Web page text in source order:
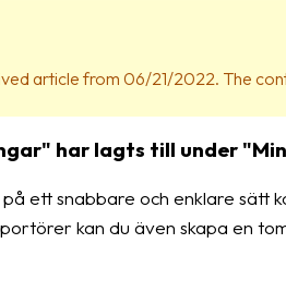
article from 06/21/2022. The
har lagts till under
ett snabbare och enklare sätt
kan du även skapa en